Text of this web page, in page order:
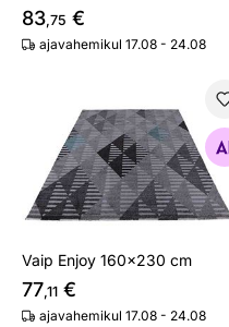
83,75 €
ajavahemikul 17.08 - 24.08
Vaip Enjoy 160x230 cm
Otsi sarnaseid
Vaip Enjoy 160x230 cm
77,11 €
ajavahemikul 17.08 - 24.08